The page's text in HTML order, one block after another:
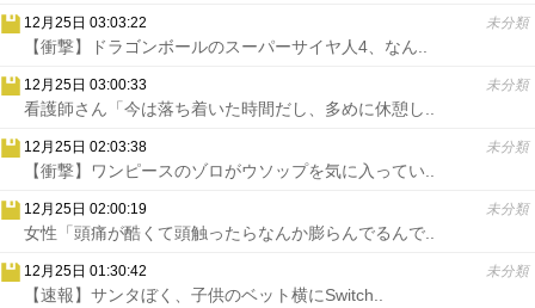
12月25日 03:03:22 未分類
【衝撃】ドラゴンボールのスーパーサイヤ人4、なん..
12月25日 03:00:33 未分類
看護師さん「今は落ち着いた時間だし、多めに休憩し..
12月25日 02:03:38 未分類
【衝撃】ワンピースのゾロがウソップを気に入ってい..
12月25日 02:00:19 未分類
女性「頭痛が酷くて頭触ったらなんか膨らんでるんで..
12月25日 01:30:42 未分類
【速報】サンタぼく、子供のベット横にSwitch..